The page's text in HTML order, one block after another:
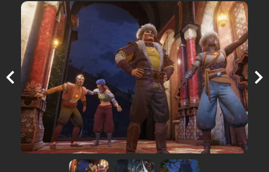
Previous